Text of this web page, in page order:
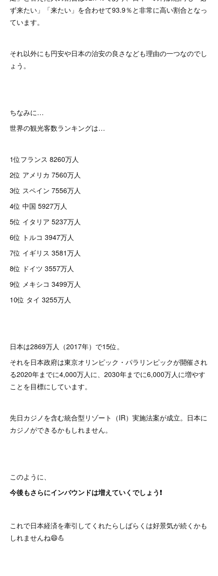
ず来たい」「来たい」を合わせて93.9％と非常に高い割合となっ
ています。
それ以外にも円安や日本の治安の良さなども理由の一つなのでし
ょう。
ちなみに…
世界の観光客数ランキングは…
1位フランス 8260万人
2位 アメリカ 7560万人
3位 スペイン 7556万人
4位 中国 5927万人
5位 イタリア 5237万人
6位 トルコ 3947万人
7位 イギリス 3581万人
8位 ドイツ 3557万人
9位 メキシコ 3499万人
10位 タイ 3255万人
日本は2869万人（2017年）で15位。
それを日本政府は東京オリンピック・パラリンピックが開催され
る2020年までに4,000万人に、2030年までに6,000万人に増やす
ことを目標にしています。
先日カジノを含む統合型リゾート（IR）実施法案が成立。日本に
カジノができるかもしれません。
このように、
今後もさらにインバウンドは増えていくでしょう❗
これで日本経済を牽引してくれたらしばらくは好景気が続くかも
しれませんね😄💪